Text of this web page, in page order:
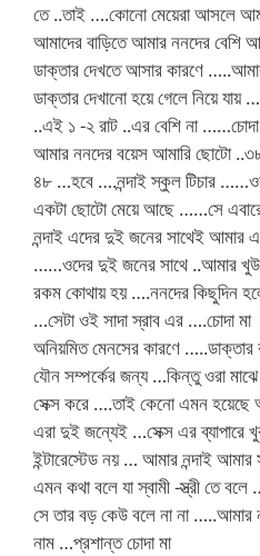
তে ..তাই ….কোনো মেয়েরা আসলে
আমাদের বাড়িতে আমার ননদের
ডাক্তার দেখতে আসার কারণে
ডাক্তার দেখানো হয়ে গেলে নিয়ে যায়
..এই ১ -২ রাট ..এর বেশি না ……চোদা
আমার ননদের বয়েস আমারি ছোটো
৪৮ …হবে ….নন্দাই স্কুল টিচার
একটা ছোটো মেয়ে আছে ……সে
নন্দাই এদের দুই জনের সাথেই আমার
……ওদের দুই জনের সাথে ..আমার
রকম কোথায় হয় ….ননদের কিছুদিন
…সেটা ওই সাদা স্রাব এর ….চোদা মা
অনিয়মিত মেনসের কারণে …..ডাক্তার
যৌন সম্পর্কের জন্য …কিন্তু ওরা
সেক্স করে ….তাই কেনো এমন হয়েছে
এরা দুই জন্যেই …সেক্স এর ব্যাপারে
ইন্টারেস্টেড নয় … আমার নন্দাই
এমন কথা বলে যা স্বামী -স্ত্রী তে
সে তার বড় কেউ বলে না না …..আমার
নাম …প্রশান্ত চোদা মা